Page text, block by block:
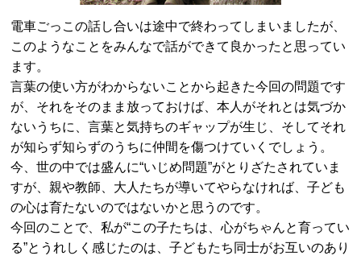
電車ごっこの話し合いは途中で終わってしまいましたが、
このようなことをみんなで話ができて良かったと思ってい
ます。
言葉の使い方がわからないことから起きた今回の問題です
が、それをそのまま放っておけば、本人がそれとは気づか
ないうちに、言葉と気持ちのギャップが生じ、そしてそれ
が知らず知らずのうちに仲間を傷つけていくでしょう。
今、世の中では盛んに“いじめ問題”がとりざたされていま
すが、親や教師、大人たちが導いてやらなければ、子ども
の心は育たないのではないかと思うのです。
今回のことで、私が“この子たちは、心がちゃんと育ってい
る”とうれしく感じたのは、子どもたち同士がお互いのあり